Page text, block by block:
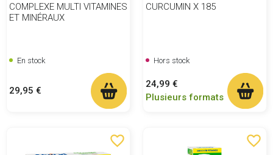
COMPLEXE MULTI VITAMINES
ET MINÉRAUX
En stock
Prix
29,95 €
CURCUMIN X 185
Hors stock
Prix
24,99 €
Plusieurs formats
favorite_border favorite_border